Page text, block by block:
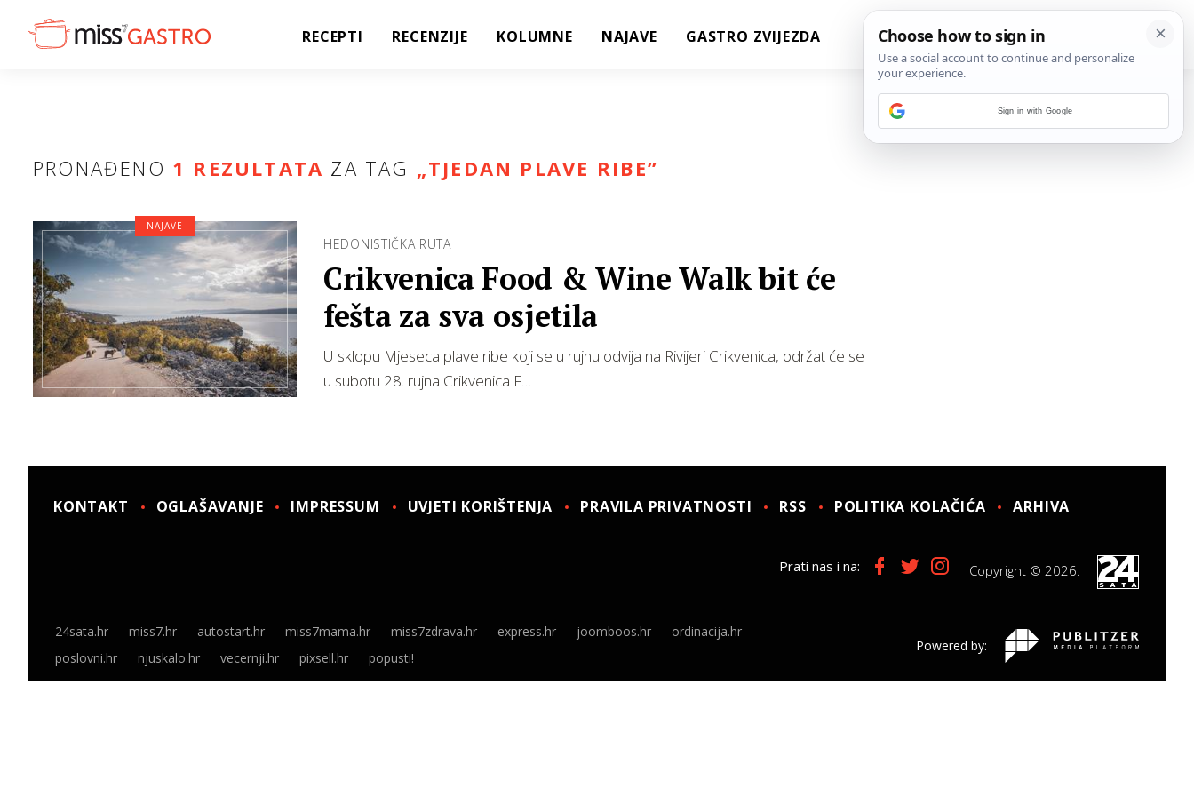
RECEPTI RECENZIJE KOLUMNE NAJAVE GASTRO ZVIJEZDA
PRONAĐENO 1 REZULTATA ZA TAG „TJEDAN PLAVE RIBE”
HEDONISTIČKA RUTA
Crikvenica Food & Wine Walk bit će
fešta za sva osjetila
U sklopu Mjeseca plave ribe koji se u rujnu odvija na Rivijeri Crikvenica, održat će se
u subotu 28. rujna Crikvenica F…
NAJAVE
KONTAKT OGLAŠAVANJE IMPRESSUM UVJETI KORIŠTENJA PRAVILA PRIVATNOSTI RSS POLITIKA KOLAČIĆA ARHIVA
Prati nas i na: Copyright © 2026.
24sata.hr miss7.hr autostart.hr miss7mama.hr miss7zdrava.hr express.hr joomboos.hr
ordinacija.hr
poslovni.hr
njuskalo.hr vecernji.hr pixsell.hr popusti!
Powered by:
Sign in with Google